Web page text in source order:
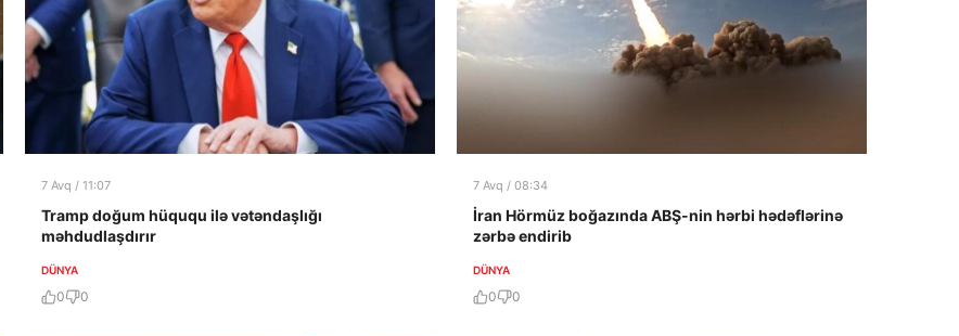
7 Avq / 11:07
Tramp doğum hüququ ilə vətəndaşlığı
məhdudlaşdırır
DÜNYA
0 0
7 Avq / 08:34
İran Hörmüz boğazında ABŞ-nin hərbi hədəflərinə
zərbə endirib
DÜNYA
0 0